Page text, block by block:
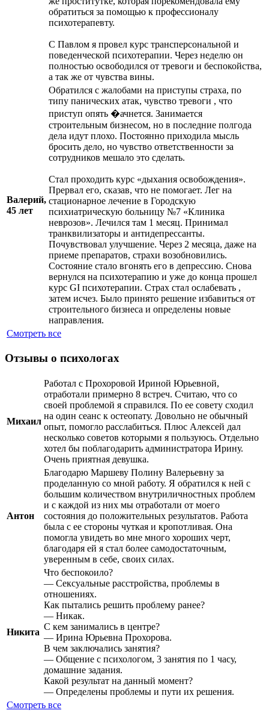
обратиться за помощью к профессионалу
психотерапевту.
С Павлом я провел курс трансперсональной и
поведенческой психотерапии. Через неделю он
полностью освободился от тревоги и беспокойства,
а так же от чувства вины.
Валерий,
45 лет
Обратился с жалобами на приступы страха, по
типу панических атак, чувство тревоги , что
приступ опять �ачнется. Занимается
строительным бизнесом, но в последние полгода
дела идут плохо. Постоянно приходила мысль
бросить дело, но чувство ответственности за
сотрудников мешало это сделать.
Стал проходить курс «дыхания освобождения».
Прервал его, сказав, что не помогает. Лег на
стационарное лечение в Городскую
психиатрическую больницу №7 «Клиника
неврозов». Лечился там 1 месяц. Принимал
транквилизаторы и антидепрессанты.
Почувствовал улучшение. Через 2 месяца, даже на
приеме препаратов, страхи возобновились.
Состояние стало вгонять его в депрессию. Снова
вернулся на психотерапию и уже до конца прошел
курс GI психотерапии. Страх стал ослабевать ,
затем исчез. Было принято решение избавиться от
строительного бизнеса и определены новые
направления.
Смотреть все
Отзывы о психологах
Михаил
Работал с Прохоровой Ириной Юрьевной,
отработали примерно 8 встреч. Считаю, что со
своей проблемой я справился. По ее совету сходил
на один сеанс к остеопату. Довольно не обычный
опыт, помогло расслабиться. Плюс Алексей дал
несколько советов которыми я пользуюсь. Отдельно
хотел бы поблагодарить администратора Ирину.
Очень приятная девушка.
Антон
Благодарю Маршеву Полину Валерьевну за
проделанную со мной работу. Я обратился к ней с
большим количеством внутриличностных проблем
и с каждой из них мы отработали от моего
состояния до положительных результатов. Работа
была с ее стороны чуткая и кропотливая. Она
помогла увидеть во мне много хороших черт,
благодаря ей я стал более самодостаточным,
уверенным в себе, своих силах.
Никита
Что беспокоило?
— Сексуальные расстройства, проблемы в
отношениях.
Как пытались решить проблему ранее?
— Никак.
С кем занимались в центре?
— Ирина Юрьевна Прохорова.
В чем заключались занятия?
— Общение с психологом, 3 занятия по 1 часу,
домашние задания.
Какой результат на данный момент?
— Определены проблемы и пути их решения.
Смотреть все